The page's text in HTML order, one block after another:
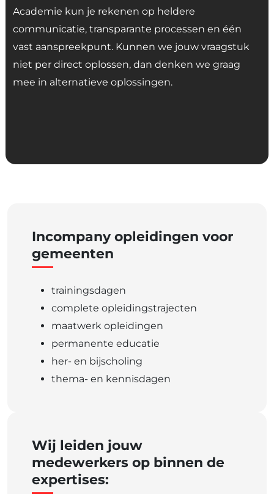
Academie kun je rekenen op heldere
communicatie, transparante processen en één
vast aanspreekpunt. Kunnen we jouw vraagstuk
niet per direct oplossen, dan denken we graag
mee in alternatieve oplossingen.
Incompany opleidingen voor
gemeenten
trainingsdagen
complete opleidingstrajecten
maatwerk opleidingen
permanente educatie
her- en bijscholing
thema- en kennisdagen
Wij leiden jouw
medewerkers op binnen de
expertises: